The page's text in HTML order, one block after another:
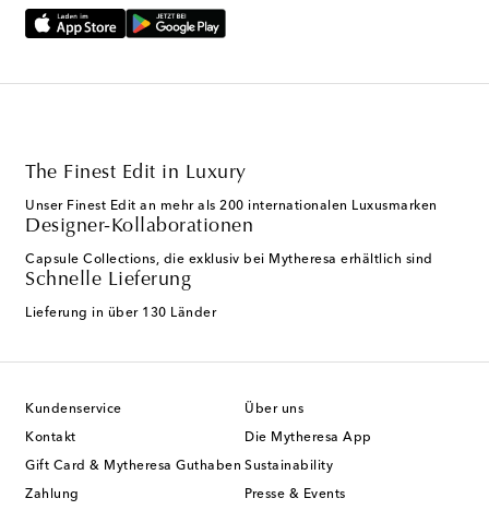
The Finest Edit in Luxury
Unser Finest Edit an mehr als 200 internationalen Luxusmarken
Designer-Kollaborationen
Capsule Collections, die exklusiv bei Mytheresa erhältlich sind
Schnelle Lieferung
Lieferung in über 130 Länder
Kundenservice
Kontakt
Gift Card & Mytheresa Guthaben
Zahlung
Über uns
Die Mytheresa App
Sustainability
Presse & Events